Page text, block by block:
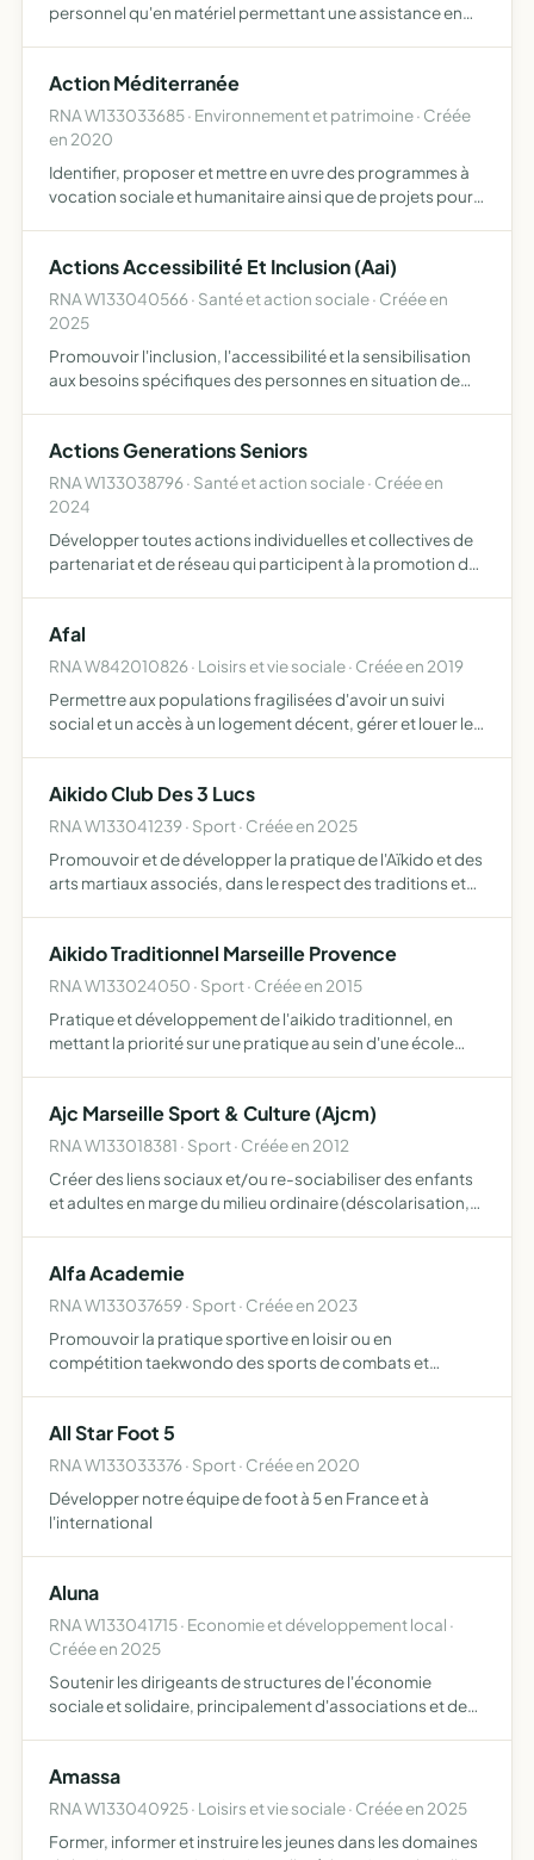
personnel qu'en matériel permettant une assistance en
services et…
Action Méditerranée
RNA W133033685 · Environnement et patrimoine · Créée
en 2020
Identifier, proposer et mettre en uvre des programmes à
vocation sociale et humanitaire ainsi que de projets pour
Actions Accessibilité Et Inclusion (Aai)
RNA W133040566 · Santé et action sociale · Créée en
2025
Promouvoir l'inclusion, l'accessibilité et la sensibilisation
aux besoins spécifiques des personnes en situation de
Actions Generations Seniors
RNA W133038796 · Santé et action sociale · Créée en
2024
Développer toutes actions individuelles et collectives de
partenariat et de réseau qui participent à la promotion de
Afal
RNA W842010826 · Loisirs et vie sociale · Créée en 2019
Permettre aux populations fragilisées d'avoir un suivi
social et un accès à un logement décent, gérer et louer les
Aikido Club Des 3 Lucs
RNA W133041239 · Sport · Créée en 2025
Promouvoir et de développer la pratique de l'Aïkido et des
arts martiaux associés, dans le respect des traditions et
Aikido Traditionnel Marseille Provence
RNA W133024050 · Sport · Créée en 2015
Pratique et développement de l'aikido traditionnel, en
mettant la priorité sur une pratique au sein d'une école
Ajc Marseille Sport & Culture (Ajcm)
RNA W133018381 · Sport · Créée en 2012
Créer des liens sociaux et/ou re-sociabiliser des enfants
et adultes en marge du milieu ordinaire (déscolarisation,
Alfa Academie
RNA W133037659 · Sport · Créée en 2023
Promouvoir la pratique sportive en loisir ou en
compétition taekwondo des sports de combats et
All Star Foot 5
RNA W133033376 · Sport · Créée en 2020
Développer notre équipe de foot à 5 en France et à
l'international
Aluna
RNA W133041715 · Economie et développement local ·
Créée en 2025
Soutenir les dirigeants de structures de l'économie
sociale et solidaire, principalement d'associations et de
s'entraider…
Amassa
RNA W133040925 · Loisirs et vie sociale · Créée en 2025
Former, informer et instruire les jeunes dans les domaines